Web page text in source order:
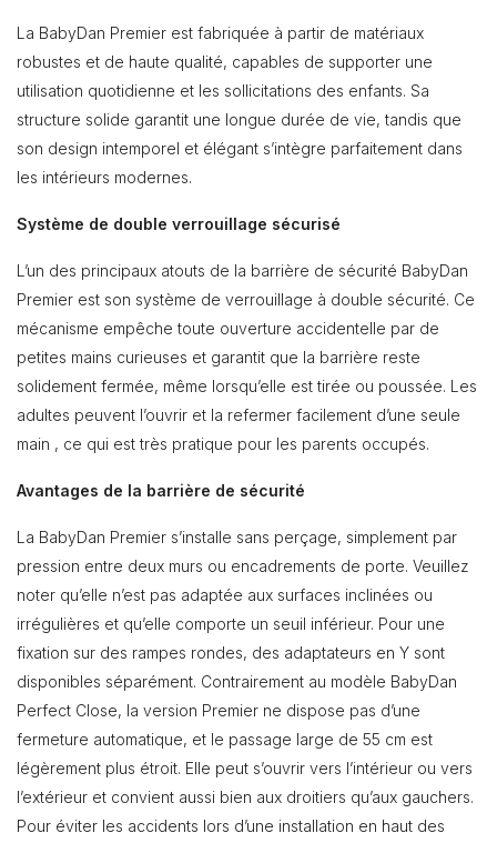
La BabyDan Premier est fabriquée à partir de matériaux
robustes et de haute qualité, capables de supporter une
utilisation quotidienne et les sollicitations des enfants. Sa
structure solide garantit une longue durée de vie, tandis que
son design intemporel et élégant s’intègre parfaitement dans
les intérieurs modernes.
Système de double verrouillage sécurisé
L’un des principaux atouts de la barrière de sécurité BabyDan
Premier est son système de verrouillage à double sécurité. Ce
mécanisme empêche toute ouverture accidentelle par de
petites mains curieuses et garantit que la barrière reste
solidement fermée, même lorsqu’elle est tirée ou poussée. Les
adultes peuvent l’ouvrir et la refermer facilement d’une seule
main , ce qui est très pratique pour les parents occupés.
Avantages de la barrière de sécurité
La BabyDan Premier s’installe sans perçage, simplement par
pression entre deux murs ou encadrements de porte. Veuillez
noter qu’elle n’est pas adaptée aux surfaces inclinées ou
irrégulières et qu’elle comporte un seuil inférieur. Pour une
fixation sur des rampes rondes, des adaptateurs en Y sont
disponibles séparément. Contrairement au modèle BabyDan
Perfect Close, la version Premier ne dispose pas d’une
fermeture automatique, et le passage large de 55 cm est
légèrement plus étroit. Elle peut s’ouvrir vers l’intérieur ou vers
l’extérieur et convient aussi bien aux droitiers qu’aux gauchers.
Pour éviter les accidents lors d’une installation en haut des